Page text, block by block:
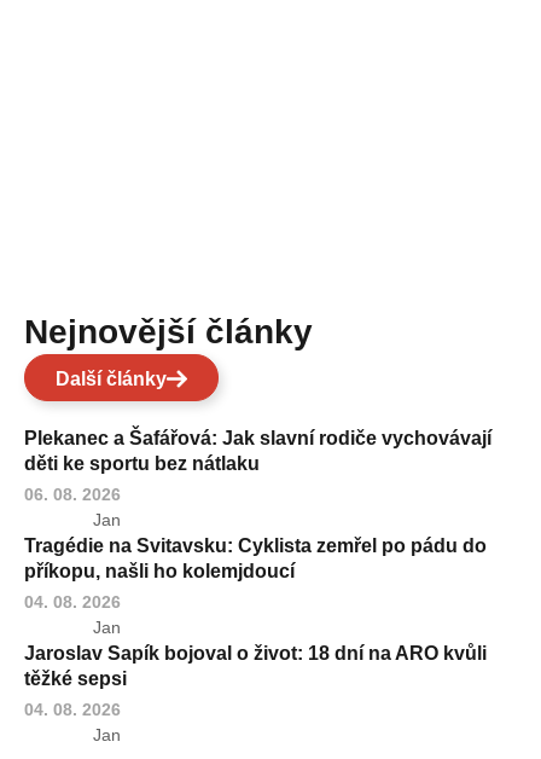
Nejnovější články
Další články
Plekanec a Šafářová: Jak slavní rodiče vychovávají
děti ke sportu bez nátlaku
06. 08. 2026
Jan
Tragédie na Svitavsku: Cyklista zemřel po pádu do
příkopu, našli ho kolemjdoucí
04. 08. 2026
Jan
Jaroslav Sapík bojoval o život: 18 dní na ARO kvůli
těžké sepsi
04. 08. 2026
Jan